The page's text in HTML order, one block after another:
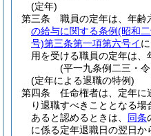
(定年)
第三条
職員の定年は、年齢
の給与に関する条例(昭和
号)第三条第一項第六号イ
用を受ける職員の定年は、
(平一九条例二三・
(定年による退職の特例)
第四条
任命権者は、定年に
り退職すべきこととなる
あると認めるときは、 同条
に係る定年退職日の翌日か